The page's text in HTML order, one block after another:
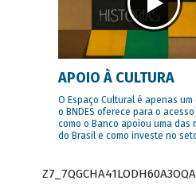
APOIO À CULTURA
O Espaço Cultural é apenas
o BNDES oferece para o
como o Banco apoiou uma das
do Brasil e como investe no